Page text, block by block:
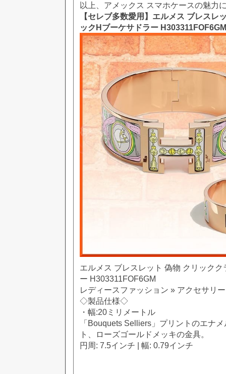
以上、アメックス スマホケースの魅力
【セレブ多数愛用】エルメス ブレスレ
ックHブーケサドラー H303311FOF6GM
エルメス ブレスレット 偽物 クリック
ー H303311FOF6GM
レディースファッション » アクセサリ
◇製品仕様◇
・幅:20ミリメートル
「Bouquets Selliers」プリントのエナ
ト、ローズゴールドメッキの金具。
円周: 7.5インチ | 幅: 0.79インチ